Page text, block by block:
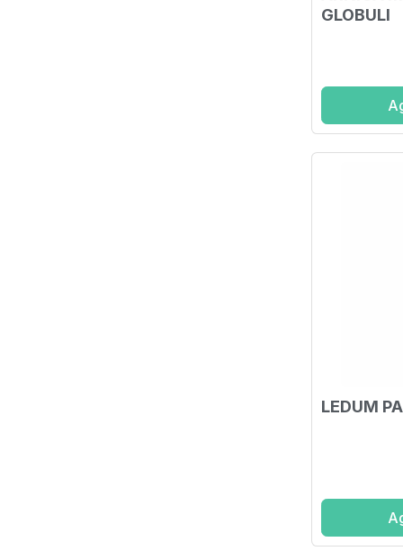
GLOBULI
LEDUM